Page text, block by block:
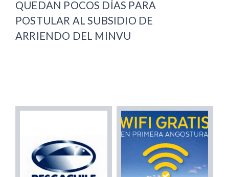
QUEDAN POCOS DÍAS PARA
POSTULAR AL SUBSIDIO DE
ARRIENDO DEL MINVU